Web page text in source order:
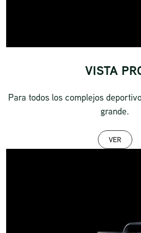
VISTA
Para todos los complejos
grande.
VER